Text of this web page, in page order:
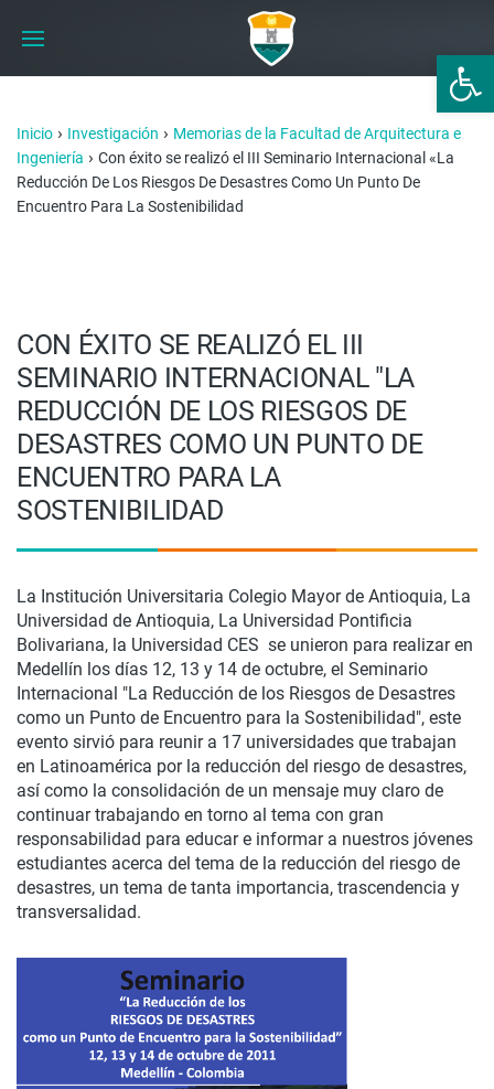
Abrir
Inicio › Investigación › Memorias de la Facultad de Arquitectura e
Ingeniería › Con éxito se realizó el III Seminario Internacional «La
Reducción De Los Riesgos De Desastres Como Un Punto De
Encuentro Para La Sostenibilidad
CON ÉXITO SE REALIZÓ EL III
SEMINARIO INTERNACIONAL "LA
REDUCCIÓN DE LOS RIESGOS DE
DESASTRES COMO UN PUNTO DE
ENCUENTRO PARA LA
SOSTENIBILIDAD
La Institución Universitaria Colegio Mayor de Antioquia, La
Universidad de Antioquia, La Universidad Pontificia
Bolivariana, la Universidad CES se unieron para realizar en
Medellín los días 12, 13 y 14 de octubre, el Seminario
Internacional "La Reducción de los Riesgos de Desastres
como un Punto de Encuentro para la Sostenibilidad", este
evento sirvió para reunir a 17 universidades que trabajan
en Latinoamérica por la reducción del riesgo de desastres,
así como la consolidación de un mensaje muy claro de
continuar trabajando en torno al tema con gran
responsabilidad para educar e informar a nuestros jóvenes
estudiantes acerca del tema de la reducción del riesgo de
desastres, un tema de tanta importancia, trascendencia y
transversalidad.